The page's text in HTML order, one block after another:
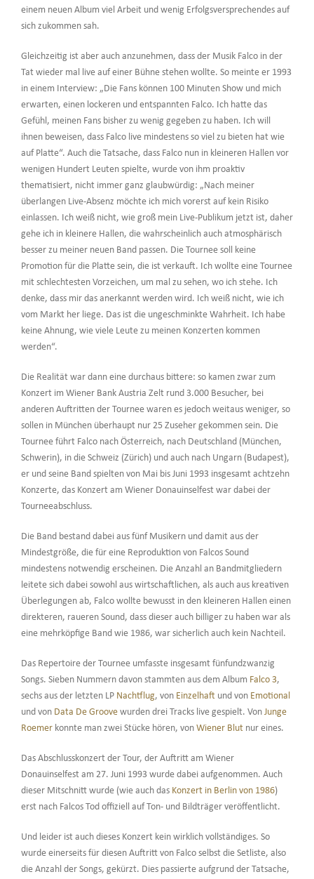
einem neuen Album viel Arbeit und wenig Erfolgsversprechendes auf
sich zukommen sah.
Gleichzeitig ist aber auch anzunehmen, dass der Musik Falco in der
Tat wieder mal live auf einer Bühne stehen wollte. So meinte er 1993
in einem Interview: „Die Fans können 100 Minuten Show und mich
erwarten, einen lockeren und entspannten Falco. Ich hatte das
Gefühl, meinen Fans bisher zu wenig gegeben zu haben. Ich will
ihnen beweisen, dass Falco live mindestens so viel zu bieten hat wie
auf Platte“. Auch die Tatsache, dass Falco nun in kleineren Hallen vor
wenigen Hundert Leuten spielte, wurde von ihm proaktiv
thematisiert, nicht immer ganz glaubwürdig: „Nach meiner
überlangen Live-Absenz möchte ich mich vorerst auf kein Risiko
einlassen. Ich weiß nicht, wie groß mein Live-Publikum jetzt ist, daher
gehe ich in kleinere Hallen, die wahrscheinlich auch atmosphärisch
besser zu meiner neuen Band passen. Die Tournee soll keine
Promotion für die Platte sein, die ist verkauft. Ich wollte eine Tournee
mit schlechtesten Vorzeichen, um mal zu sehen, wo ich stehe. Ich
denke, dass mir das anerkannt werden wird. Ich weiß nicht, wie ich
vom Markt her liege. Das ist die ungeschminkte Wahrheit. Ich habe
keine Ahnung, wie viele Leute zu meinen Konzerten kommen
werden“.
Die Realität war dann eine durchaus bittere: so kamen zwar zum
Konzert im Wiener Bank Austria Zelt rund 3.000 Besucher, bei
anderen Auftritten der Tournee waren es jedoch weitaus weniger, so
sollen in München überhaupt nur 25 Zuseher gekommen sein. Die
Tournee führt Falco nach Österreich, nach Deutschland (München,
Schwerin), in die Schweiz (Zürich) und auch nach Ungarn (Budapest),
er und seine Band spielten von Mai bis Juni 1993 insgesamt achtzehn
Konzerte, das Konzert am Wiener Donauinselfest war dabei der
Tourneeabschluss.
Die Band bestand dabei aus fünf Musikern und damit aus der
Mindestgröße, die für eine Reproduktion von Falcos Sound
mindestens notwendig erscheinen. Die Anzahl an Bandmitgliedern
leitete sich dabei sowohl aus wirtschaftlichen, als auch aus kreativen
Überlegungen ab, Falco wollte bewusst in den kleineren Hallen einen
direkteren, raueren Sound, dass dieser auch billiger zu haben war als
eine mehrköpfige Band wie 1986, war sicherlich auch kein Nachteil.
Das Repertoire der Tournee umfasste insgesamt fünfundzwanzig
Songs. Sieben Nummern davon stammten aus dem Album Falco 3,
sechs aus der letzten LP Nachtflug, von Einzelhaft und von Emotional
und von Data De Groovewurden drei Tracks live gespielt. Von Junge
Roemerkonnte man zwei Stücke hören, von Wiener Blutnur eines.
Das Abschlusskonzert der Tour, der Auftritt am Wiener
Donauinselfest am 27. Juni 1993 wurde dabei aufgenommen. Auch
dieser Mitschnitt wurde (wie auch das Konzert in Berlin von 1986)
erst nach Falcos Tod offiziell auf Ton- und Bildträger veröffentlicht.
Und leider ist auch dieses Konzert kein wirklich vollständiges. So
wurde einerseits für diesen Auftritt von Falco selbst die Setliste, also
die Anzahl der Songs, gekürzt. Dies passierte aufgrund der Tatsache,